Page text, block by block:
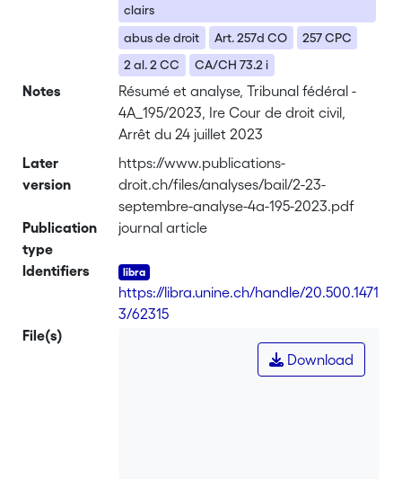
clairs
abus de droit
Art. 257d CO
257 CPC
2 al. 2 CC
CA/CH 73.2 i
Notes
Résumé et analyse, Tribunal fédéral -
4A_195/2023, Ire Cour de droit civil,
Arrêt du 24 juillet 2023
Later
version
https://www.publications-
droit.ch/files/analyses/bail/2-23-
septembre-analyse-4a-195-2023.pdf
Publication
type
journal article
Identifiers
https://libra.unine.ch/handle/20.500.1471
3/62315
File(s)
Download